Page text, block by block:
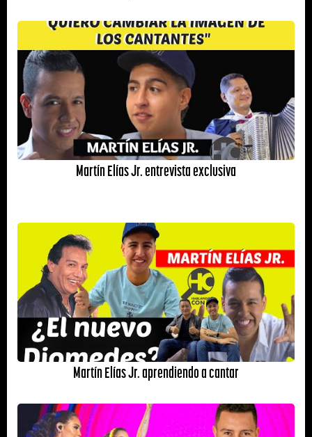
Martín Elías Jr. entrevista exclusiva
Martín Elías Jr. aprendiendo a cantar